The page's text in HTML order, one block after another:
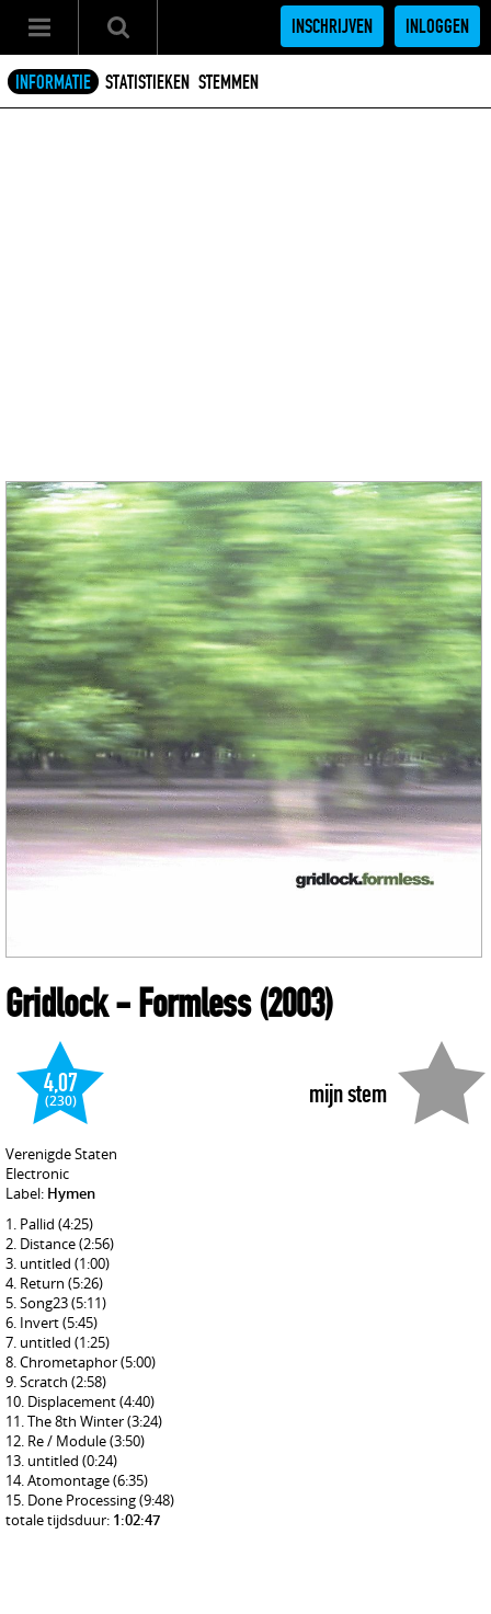
INSCHRIJVEN INLOGGEN
INFORMATIE STATISTIEKEN STEMMEN
Gridlock- Formless(2003)
mijn stem
4,07
(230)
Verenigde Staten
Electronic
Label: Hymen
Pallid (4:25)
Distance(2:56)
untitled (1:00)
Return (5:26)
Song23(5:11)
Invert(5:45)
untitled (1:25)
Chrometaphor(5:00)
Scratch (2:58)
Displacement(4:40)
The 8th Winter(3:24)
Re / Module(3:50)
untitled (0:24)
Atomontage(6:35)
Done Processing(9:48)
totale tijdsduur: 1:02:47